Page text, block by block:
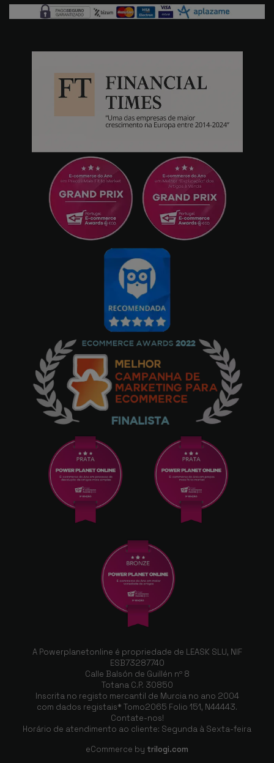
A Powerplanetonline é propriedade de LEASK SLU, NIF
ESB73287740
Calle Balsón de Guillén nº 8
Totana C.P. 30850
Inscrita no registo mercantil de Murcia no ano 2004
com dados registais* Tomo2065 Folio 151, N44443.
Contate-nos!
Horário de atendimento ao cliente: Segunda à Sexta-feira
eCommerce by trilogi.com